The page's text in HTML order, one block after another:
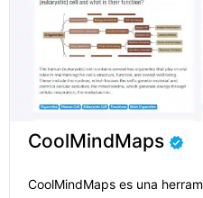
CoolMindMaps
CoolMindMaps es una